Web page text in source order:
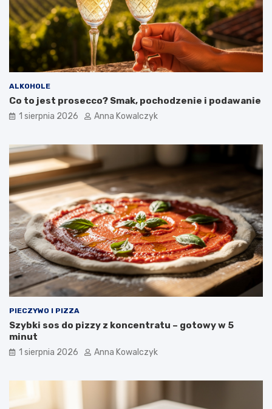
ALKOHOLE
Co to jest prosecco? Smak, pochodzenie i podawanie
1 sierpnia 2026 Anna Kowalczyk
PIECZYWO I PIZZA
Szybki sos do pizzy z koncentratu – gotowy w 5
minut
1 sierpnia 2026 Anna Kowalczyk